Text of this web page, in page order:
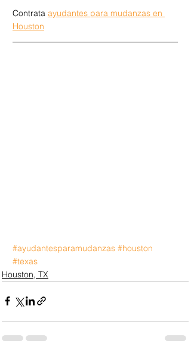
Contrata ayudantes para mudanzas en
Houston
#ayudantesparamudanzas #houston
#texas
Houston, TX